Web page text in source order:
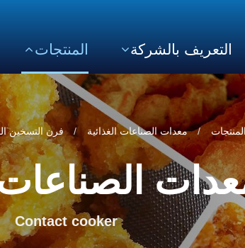
التعريف بالشركة المنتجات
معدات الصناعات الغذائية فرن التسخين
الصناعات
Contact cooker